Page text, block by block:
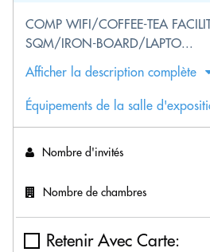
COMP WIFI/COFFEE-TEA
SQM/IRON-BOARD/LAPTO...
Afficher la description complète
Équipements de la salle
Nombre d'invités
Nombre de chambres
Retenir Avec Carte: